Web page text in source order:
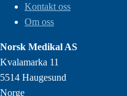
Kontakt oss
Om oss
Norsk Medikal AS
Kvalamarka 11
5514 Haugesund
Norge